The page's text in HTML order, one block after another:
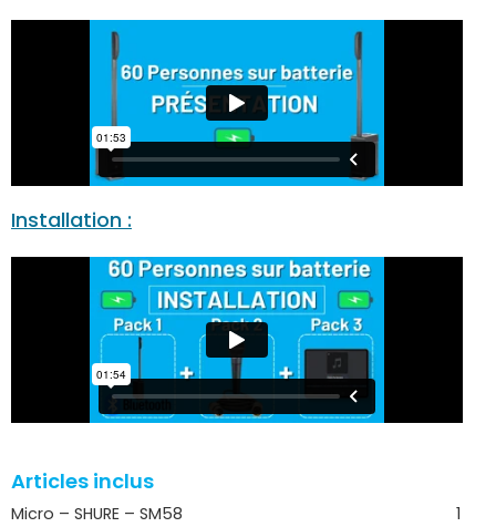
Installation :
Articles inclus
Micro – SHURE – SM58
1